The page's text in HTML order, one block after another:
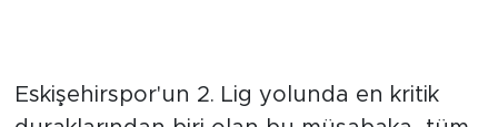
Eskişehirspor'un 2. Lig yolunda en kritik